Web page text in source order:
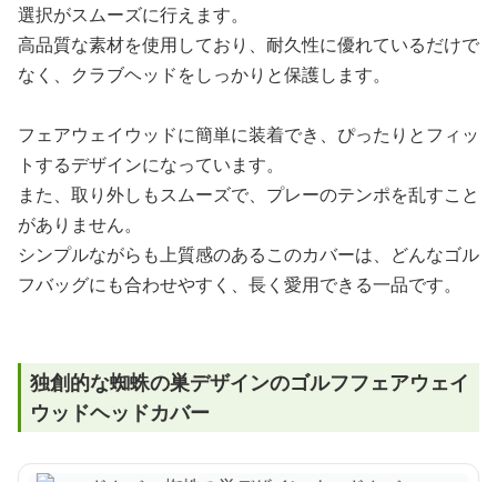
選択がスムーズに行えます。
高品質な素材を使用しており、耐久性に優れているだけで
なく、クラブヘッドをしっかりと保護します。
フェアウェイウッドに簡単に装着でき、ぴったりとフィッ
トするデザインになっています。
また、取り外しもスムーズで、プレーのテンポを乱すこと
がありません。
シンプルながらも上質感のあるこのカバーは、どんなゴル
フバッグにも合わせやすく、長く愛用できる一品です。
独創的な蜘蛛の巣デザインのゴルフフェアウェイ
ウッドヘッドカバー